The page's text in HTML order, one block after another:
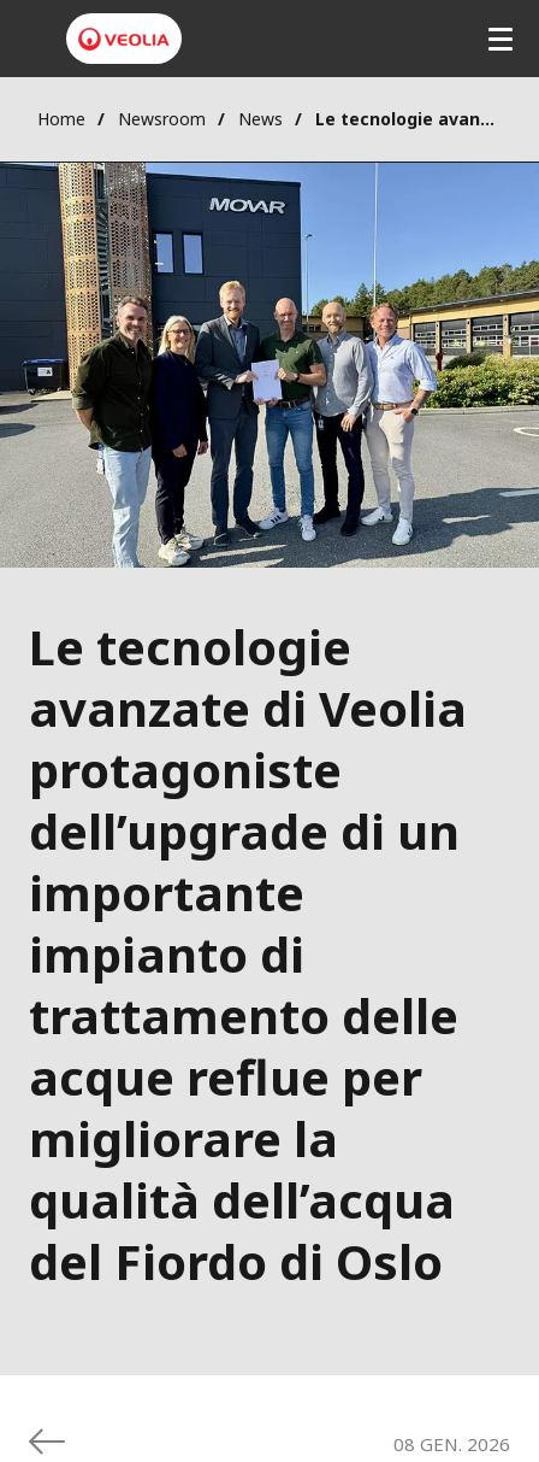
Home Newsroom News Le tecnologie avanzate di Veolia protagoniste dell’upgrade di un importante impianto di trattamento delle acque reflue per migliorare la qualità dell’acqua del Fiordo di Oslo
Le tecnologie
avanzate di Veolia
protagoniste
dell’upgrade di un
importante
impianto di
trattamento delle
acque reflue per
migliorare la
qualità dell’acqua
del Fiordo di Oslo
08 GEN. 2026